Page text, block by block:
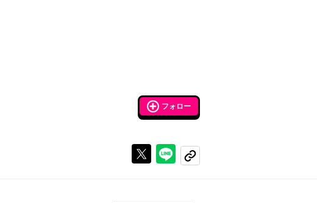
フォロー
Xで投稿するラインでシェアする
コピーする